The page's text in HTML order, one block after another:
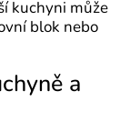
kuchyni může
blok nebo
a